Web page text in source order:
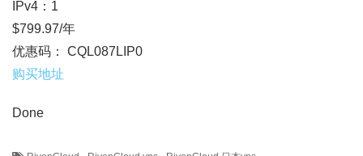
IPv4：1
$799.97/年
优惠码： CQL087LIP0
购买地址
Done